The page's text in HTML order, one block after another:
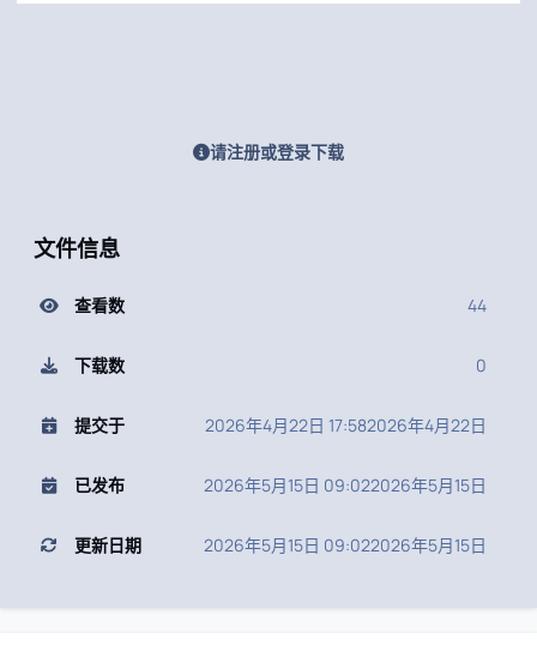
请注册或登录下载
文件信息
查看数 44
下载数 0
提交于 2026年4月22日 17:582026年4月22日
已发布 2026年5月15日 09:022026年5月15日
更新日期 2026年5月15日 09:022026年5月15日